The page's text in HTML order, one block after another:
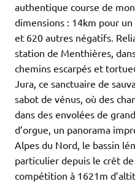
authentique course de
dimensions : 14km pour
et 620 autres négatifs.
station de Menthières,
chemins escarpés et
Jura, ce sanctuaire de
sabot de vénus, où des
dans des envolées de
d’orgue, un panorama
Alpes du Nord, le bassin
particulier depuis le crêt
compétition à 1621m